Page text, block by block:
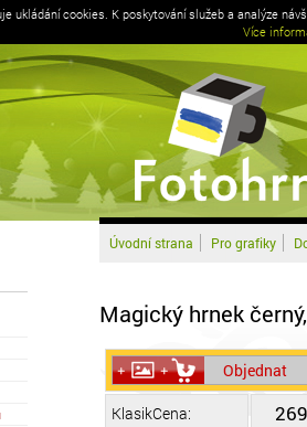
ukládání cookies. K poskytování služeb a analýze
Více
Úvodní strana Pro grafiky
Magický hrnek
Objednat
KlasikCena: